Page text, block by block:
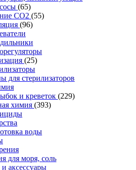
(65)
CO2 (55)
(96)
(25)
для стерилизаторов
и креветок (229)
химия (393)
воды
для моря, соль
аксессуары